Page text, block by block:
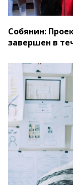
Собянин:
завершен в